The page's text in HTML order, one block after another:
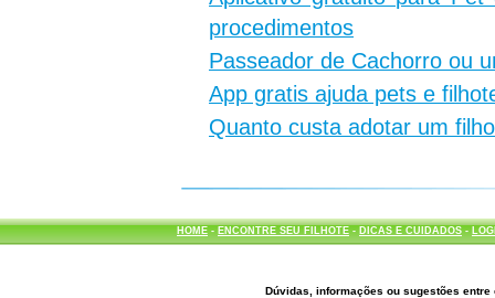
procedimentos
Passeador de Cachorro ou
App gratis ajuda pets e
Quanto custa adotar um
HOME- ENCONTRE SEU FILHOTE- DICAS E CUIDADOS-
Dúvidas, informações ou sugestões